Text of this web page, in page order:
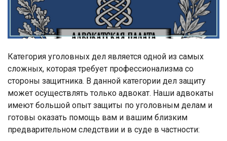
Категория уголовных дел является одной из самых
сложных, которая требует профессионализма со
стороны защитника. В данной категории дел защиту
может осуществлять только адвокат. Наши адвокаты
имеют большой опыт защиты по уголовным делам и
готовы оказать помощь вам и вашим близким
предварительном следствии и в суде в частности: